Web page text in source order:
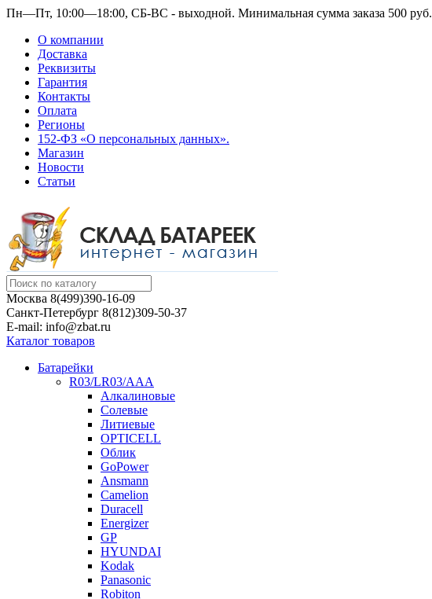
Пн—Пт, 10:00—18:00, СБ-ВС - выходной. Минимальная сумма заказа 500 руб.
О компании
Доставка
Реквизиты
Гарантия
Контакты
Оплата
Регионы
152-ФЗ «О персональных данных».
Магазин
Новости
Статьи
Москва 8(499)390-16-09
Санкт-Петербург 8(812)309-50-37
E-mail: info@zbat.ru
Каталог товаров
Батарейки
R03/LR03/AAA
Алкалиновые
Солевые
Литиевые
OPTICELL
Облик
GoPower
Ansmann
Camelion
Duracell
Energizer
GP
HYUNDAI
Kodak
Panasonic
Robiton